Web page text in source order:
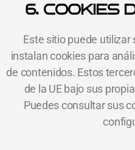
6. COOKIES
Este sitio puede
instalan cookies para
de contenidos. Estos
de la UE bajo sus
Puedes consultar sus